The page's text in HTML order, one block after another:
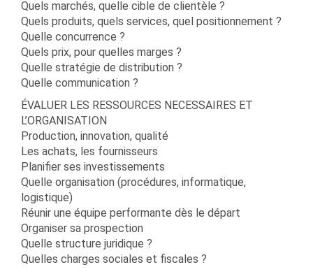
Quels marchés, quelle cible de clientèle ?
Quels produits, quels services, quel positionnement ?
Quelle concurrence ?
Quels prix, pour quelles marges ?
Quelle stratégie de distribution ?
Quelle communication ?
ÉVALUER LES RESSOURCES NECESSAIRES ET
L’ORGANISATION
Production, innovation, qualité
Les achats, les fournisseurs
Planifier ses investissements
Quelle organisation (procédures, informatique,
logistique)
Réunir une équipe performante dès le départ
Organiser sa prospection
Quelle structure juridique ?
Quelles charges sociales et fiscales ?